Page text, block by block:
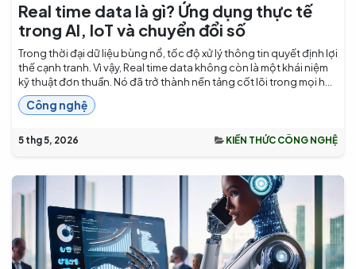
Real time data là gì? Ứng dụng thực tế
trong AI, IoT và chuyển đổi số
Trong thời đại dữ liệu bùng nổ, tốc độ xử lý thông tin quyết định lợi
thế cạnh tranh. Vì vậy, Real time data không còn là một khái niệm
kỹ thuật đơn thuần. Nó đã trở thành nền tảng cốt lõi trong mọi h...
Công nghệ
5 thg 5, 2026 KIẾN THỨC CÔNG NGHỆ